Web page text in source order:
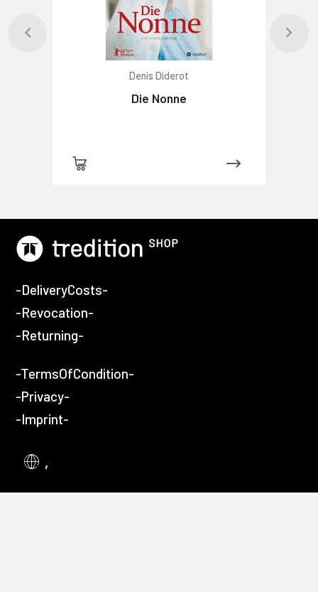
Denis Diderot
Die Nonne
-DeliveryCosts-
-Revocation-
-Returning-
-TermsOfCondition-
-Privacy-
-Imprint-
,